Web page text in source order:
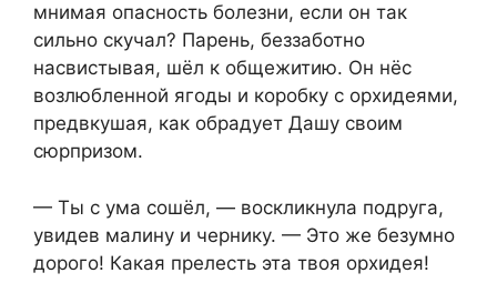
мнимая опасность болезни, если он так
сильно скучал? Парень, беззаботно
насвистывая, шёл к общежитию. Он нёс
возлюбленной ягоды и коробку с орхидеями,
предвкушая, как обрадует Дашу своим
сюрпризом.
— Ты с ума сошёл, — воскликнула подруга,
увидев малину и чернику. — Это же безумно
дорого! Какая прелесть эта твоя орхидея!